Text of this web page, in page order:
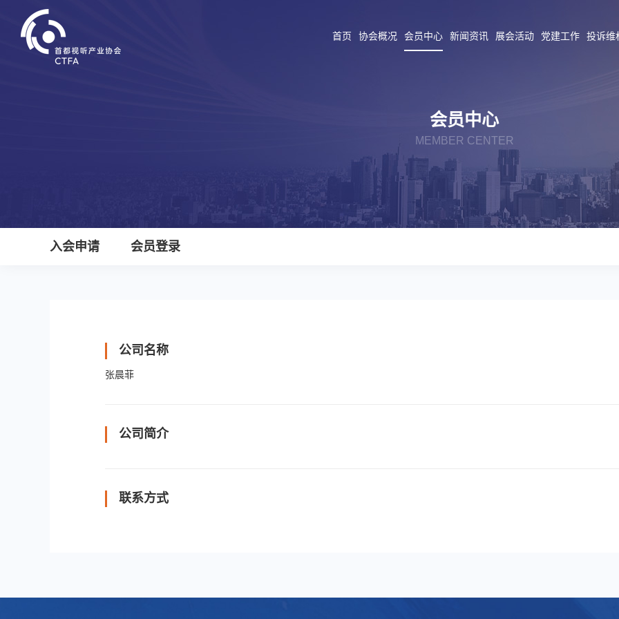
首页 协会概况 会员中心 新闻资讯 展会活动 党建工作 投诉维
会员中心
MEMBER CENTER
入会申请 会员登录
公司名称
张晨菲
公司简介
联系方式